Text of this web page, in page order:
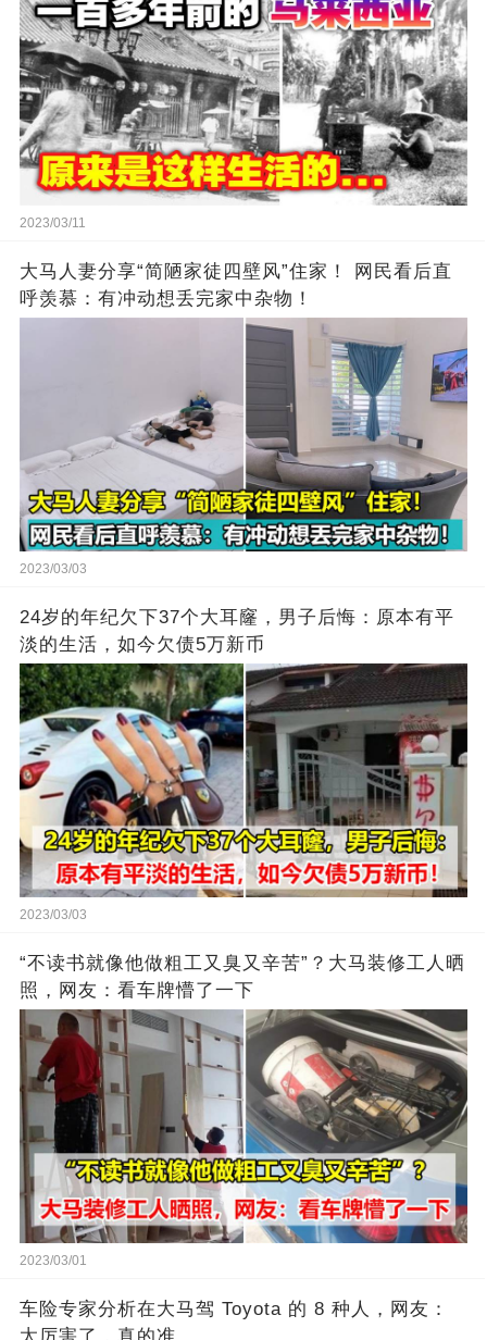
2023/03/11
大马人妻分享“简陋家徒四壁风”住家！ 网民看后直
呼羡慕：有冲动想丢完家中杂物！
2023/03/03
24岁的年纪欠下37个大耳窿，男子后悔：原本有平
淡的生活，如今欠债5万新币
2023/03/03
“不读书就像他做粗工又臭又辛苦”？大马装修工人晒
照，网友：看车牌懵了一下
2023/03/01
车险专家分析在大马驾 Toyota 的 8 种人，网友：